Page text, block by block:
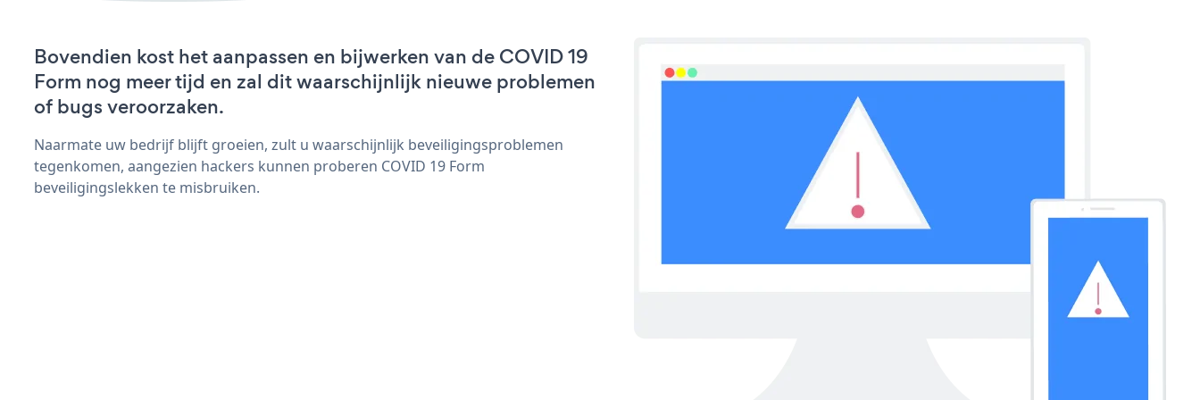
Bovendien kost het aanpassen en bijwerken van de COVID 19
Form nog meer tijd en zal dit waarschijnlijk nieuwe problemen
of bugs veroorzaken.
Naarmate uw bedrijf blijft groeien, zult u waarschijnlijk beveiligingsproblemen
tegenkomen, aangezien hackers kunnen proberen COVID 19 Form
beveiligingslekken te misbruiken.